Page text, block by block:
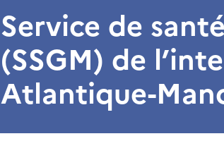
Service de
(SSGM) de
Atlantique-